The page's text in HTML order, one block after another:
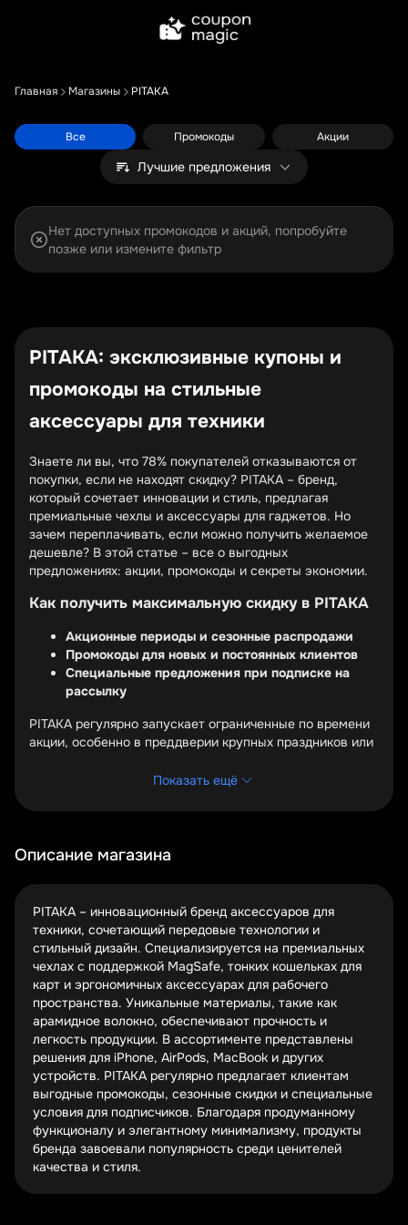
Главная Магазины PITAKA
Все Промокоды Акции
Лучшие предложения
Нет доступных промокодов и акций, попробуйте
позже или измените фильтр
PITAKA: эксклюзивные купоны и
промокоды на стильные
аксессуары для техники
Знаете ли вы, что 78% покупателей отказываются от
покупки, если не находят скидку? PITAKA – бренд,
который сочетает инновации и стиль, предлагая
премиальные чехлы и аксессуары для гаджетов. Но
зачем переплачивать, если можно получить желаемое
дешевле? В этой статье – все о выгодных
предложениях: акции, промокоды и секреты экономии.
Как получить максимальную скидку в PITAKA
Акционные периоды и сезонные распродажи
Промокоды для новых и постоянных клиентов
Специальные предложения при подписке на
рассылку
PITAKA регулярно запускает ограниченные по времени
акции, особенно в преддверии крупных праздников или
официальном сайте – именно там появляются самые
за первую покупку. А лояльным клиентам PITAKA дарит
персональные скидки – проверяйте электронную почту
и личный кабинет.
Подписка на рассылку – простой способ быть в курсе
всех акций. Иногда подписчики получают эксклюзивные
промокоды, недоступные другим покупателям.
Топ-3 категории товаров PITAKA, на которые
стоит обратить внимание
Чехлы с технологией MagSafe – стиль и
функциональность
Минималистичные кошельки для карт –
безопасность в деталях
Аксессуары для рабочего стола – организация
пространства
Чехлы PITAKA с поддержкой MagSafe – это не просто
дизайном. Арамидное волокно делает их одновременно
Показать ещё
Описание магазина
PITAKA – инновационный бренд аксессуаров для
техники, сочетающий передовые технологии и
стильный дизайн. Специализируется на премиальных
чехлах с поддержкой MagSafe, тонких кошельках для
карт и эргономичных аксессуарах для рабочего
пространства. Уникальные материалы, такие как
арамидное волокно, обеспечивают прочность и
легкость продукции. В ассортименте представлены
решения для iPhone, AirPods, MacBook и других
устройств. PITAKA регулярно предлагает клиентам
выгодные промокоды, сезонные скидки и специальные
условия для подписчиков. Благодаря продуманному
функционалу и элегантному минимализму, продукты
бренда завоевали популярность среди ценителей
качества и стиля.